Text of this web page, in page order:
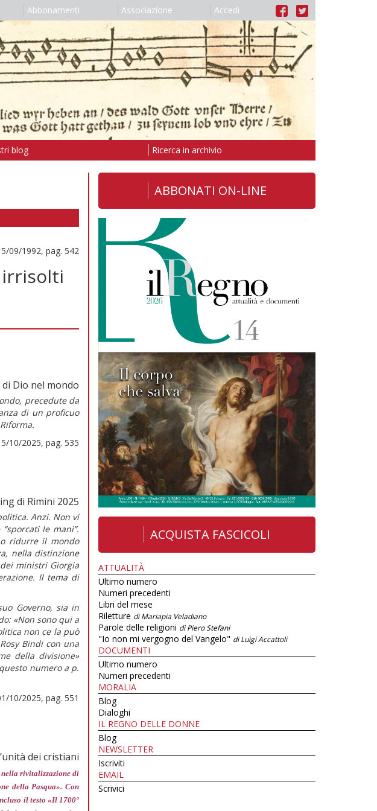
Abbonamenti Associazione Accedi
blog Ricerca in archivio
09/1992, pag. 542
irrisolti
Dio nel mondo
precedute da
di un proficuo
10/2025, pag. 535
di Rimini 2025
Anzi. Non vi
le mani”.
ridurre il mondo
nella distinzione
ministri Giorgia
Il tema di
Governo, sia in
«Non sono qui a
non ce la può
Bindi con una
della divisione»
questo numero a p.
10/2025, pag. 551
dei cristiani
rivitalizzazione di
della Pasqua». Con
il testo «Il 1700°
ABBONATI ON-LINE
ACQUISTA FASCICOLI
ATTUALITÀ
Ultimo numero
Numeri precedenti
Libri del mese
Riletture di Mariapia Veladiano
Parole delle religioni di Piero Stefani
"Io non mi vergogno del Vangelo" di Luigi Accattoli
DOCUMENTI
Ultimo numero
Numeri precedenti
MORALIA
Blog
Dialoghi
IL REGNO DELLE DONNE
Blog
NEWSLETTER
Iscriviti
EMAIL
Scrivici